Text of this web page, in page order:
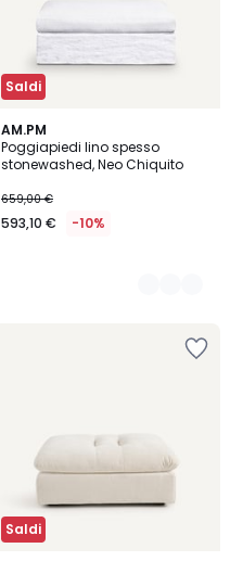
Saldi
AM.PM
Poggiapiedi lino spesso
stonewashed, Neo Chiquito
659,00 €
593,10 € -10%
3
Colori
Saldi